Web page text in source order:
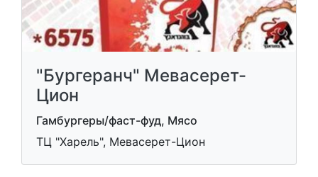
"Бургеранч" Мевасерет-
Цион
Гамбургеры/фаст-фуд, Мясо
ТЦ "Харель", Мевасерет-Цион